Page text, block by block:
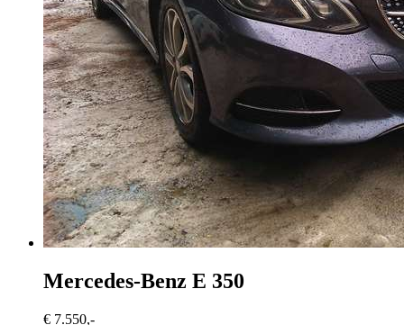
Mercedes-Benz E 350
€ 7.550,-